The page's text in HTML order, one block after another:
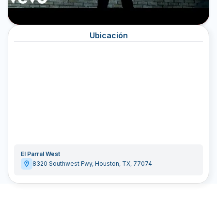
Ubicación
El Parral West
8320 Southwest Fwy, Houston, TX, 77074